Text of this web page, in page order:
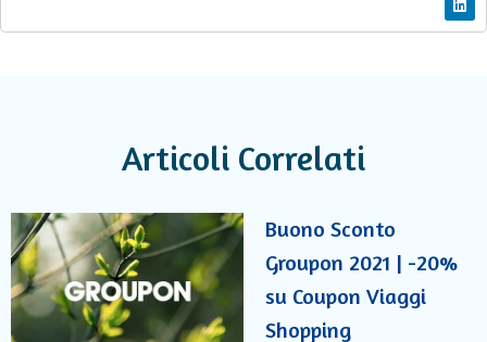
Articoli Correlati
Buono Sconto
Groupon 2021 | -20%
su Coupon Viaggi
Shopping